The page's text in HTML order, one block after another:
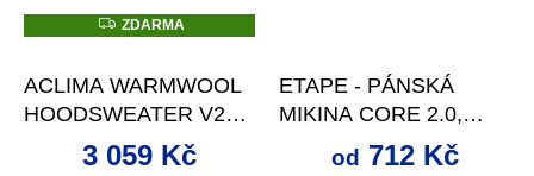
Z
D
M
A
ZDARMA
ACLIMA WARMWOOL
HOODSWEATER V2
3 059 Kč
ETAPE - PÁNSKÁ
MIKINA CORE 2.0,
MODRÁ/ČERVENÁ
od 712 Kč